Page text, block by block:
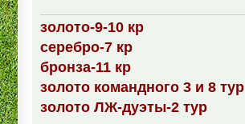
золото-9-10 кр
серебро-7 кр
бронза-11 кр
золото командного 3 и 8 тур
золото ЛЖ-дуэты-2 тур